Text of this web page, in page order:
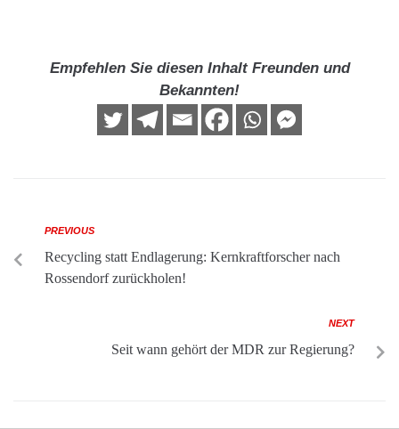
Empfehlen Sie diesen Inhalt Freunden und
Bekannten!
PREVIOUS
Recycling statt Endlagerung: Kernkraftforscher nach
Rossendorf zurückholen!
NEXT
Seit wann gehört der MDR zur Regierung?